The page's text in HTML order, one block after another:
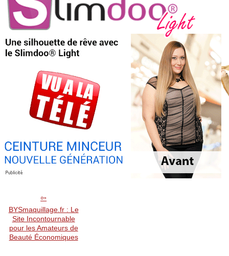
BYSmaquillage.fr : Le
Site Incontournable
pour les Amateurs de
Beauté Économiques